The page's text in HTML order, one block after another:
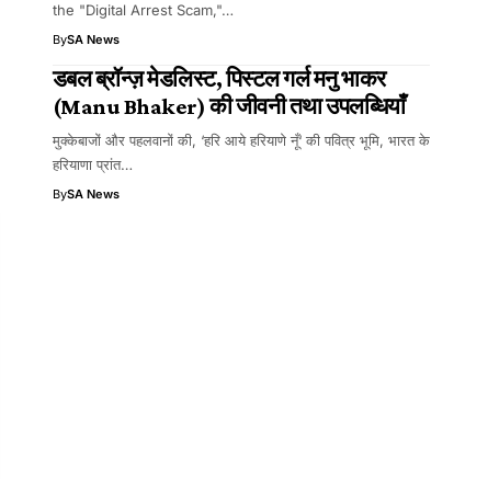
the "Digital Arrest Scam,"…
BySA News
डबल ब्रॉन्ज़ मेडलिस्ट, पिस्टल गर्ल मनु भाकर
(Manu Bhaker) की जीवनी तथा उपलब्धियाँ
मुक्केबाजों और पहलवानों की, ‘हरि आये हरियाणे नूँ‘ की पवित्र भूमि, भारत के
हरियाणा प्रांत…
BySA News